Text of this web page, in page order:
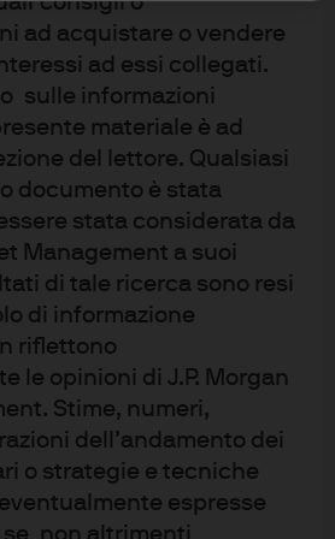
ad acquistare o vendere
ad essi collegati.
sulle informazioni
materiale è ad
del lettore. Qualsiasi
documento è stata
stata considerata da
Management a suoi
di tale ricerca sono resi
di informazione
riflettono
le opinioni di J.P. Morgan
Stime, numeri,
dell’andamento dei
o strategie e tecniche
espresse
non altrimenti
obblighi devono essere
cartolarizzazioni interessate che
da un veicolo OICVM ovvero
Istituzionali.
società di gestione di OICVM.
ricevuto da fonti esterne
di due diligence si applichino alle
soltanto in relazione a
effettuate o modificate a
compreso.
i nostri fondi OICVM non
obblighi di due diligence previsti
interessate) sia nel caso
entro e non oltre il 31